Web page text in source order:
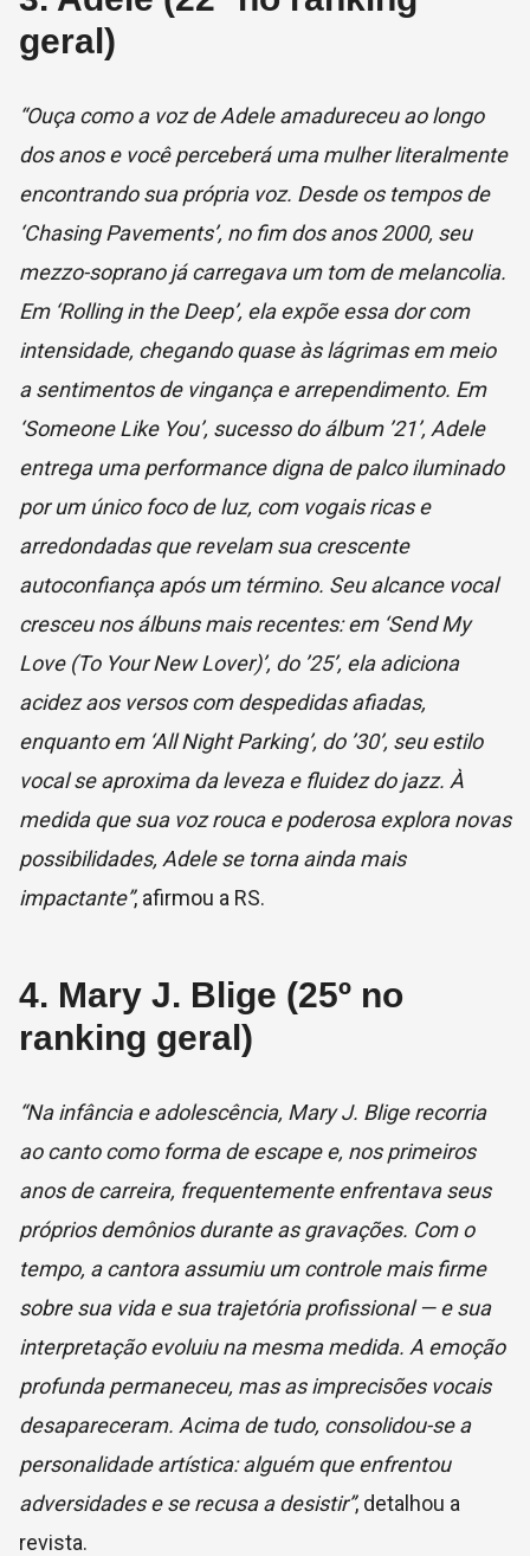
geral)
“Ouça como a voz de Adele amadureceu ao longo
dos anos e você perceberá uma mulher literalmente
encontrando sua própria voz. Desde os tempos de
‘Chasing Pavements’, no fim dos anos 2000, seu
mezzo-soprano já carregava um tom de melancolia.
Em ‘Rolling in the Deep’, ela expõe essa dor com
intensidade, chegando quase às lágrimas em meio
a sentimentos de vingança e arrependimento. Em
‘Someone Like You’, sucesso do álbum ’21’, Adele
entrega uma performance digna de palco iluminado
por um único foco de luz, com vogais ricas e
arredondadas que revelam sua crescente
autoconfiança após um término. Seu alcance vocal
cresceu nos álbuns mais recentes: em ‘Send My
Love (To Your New Lover)’, do ’25’, ela adiciona
acidez aos versos com despedidas afiadas,
enquanto em ‘All Night Parking’, do ’30’, seu estilo
vocal se aproxima da leveza e fluidez do jazz. À
medida que sua voz rouca e poderosa explora novas
possibilidades, Adele se torna ainda mais
impactante”, afirmou a RS.
4. Mary J. Blige (25º no
ranking geral)
“Na infância e adolescência, Mary J. Blige recorria
ao canto como forma de escape e, nos primeiros
anos de carreira, frequentemente enfrentava seus
próprios demônios durante as gravações. Com o
tempo, a cantora assumiu um controle mais firme
sobre sua vida e sua trajetória profissional — e sua
interpretação evoluiu na mesma medida. A emoção
profunda permaneceu, mas as imprecisões vocais
desapareceram. Acima de tudo, consolidou-se a
personalidade artística: alguém que enfrentou
adversidades e se recusa a desistir”, detalhou a
revista.